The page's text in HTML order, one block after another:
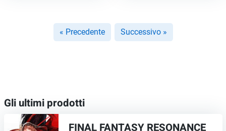
« Precedente Successivo »
Gli ultimi prodotti
FINAL FANTASY RESONANCE